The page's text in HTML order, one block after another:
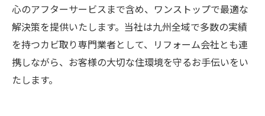
心のアフターサービスまで含め、ワンストップで最適な
解決策を提供いたします。当社は九州全域で多数の実績
を持つカビ取り専門業者として、リフォーム会社とも連
携しながら、お客様の大切な住環境を守るお手伝いをい
たします。